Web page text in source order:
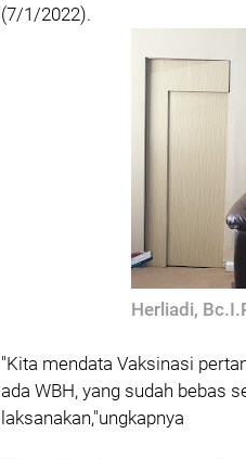
(7/1/2022).
Herliadi,
"Kita mendata Vaksinasi
ada WBH, yang sudah bebas
laksanakan,"ungkapnya